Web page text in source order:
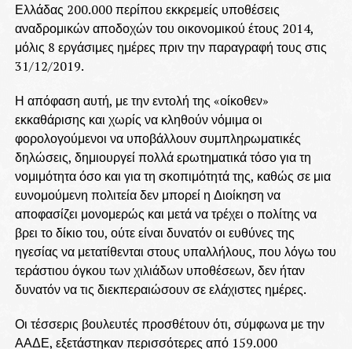
Ελλάδας 200.000 περίπου εκκρεμείς υποθέσεις
αναδρομικών αποδοχών του οικονομικού έτους 2014,
μόλις 8 εργάσιμες ημέρες πριν την παραγραφή τους στις
31/12/2019.
Η απόφαση αυτή, με την εντολή της «οίκοθεν»
εκκαθάρισης και χωρίς να κληθούν νόμιμα οι
φορολογούμενοι να υποβάλλουν συμπληρωματικές
δηλώσεις, δημιουργεί πολλά ερωτηματικά τόσο για τη
νομιμότητα όσο και για τη σκοπιμότητά της, καθώς σε μια
ευνομούμενη πολιτεία δεν μπορεί η Διοίκηση να
αποφασίζει μονομερώς και μετά να τρέχει ο πολίτης να
βρει το δίκιο του, ούτε είναι δυνατόν οι ευθύνες της
ηγεσίας να μετατίθενται στους υπαλλήλους, που λόγω του
τεράστιου όγκου των χιλιάδων υποθέσεων, δεν ήταν
δυνατόν να τις διεκπεραιώσουν σε ελάχιστες ημέρες.
Οι τέσσερις βουλευτές προσθέτουν ότι, σύμφωνα με την
ΑΑΔΕ, εξετάστηκαν περισσότερες από 159.000